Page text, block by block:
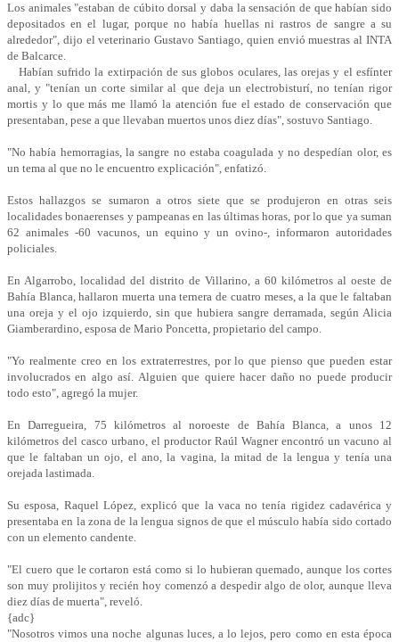
Los animales "estaban de cúbito dorsal y daba la sensación de que habían sido
depositados en el lugar, porque no había huellas ni rastros de sangre a su
alrededor", dijo el veterinario Gustavo Santiago, quien envió muestras al INTA
de Balcarce.
Habían sufrido la extirpación de sus globos oculares, las orejas y el esfínter
anal, y "tenían un corte similar al que deja un electrobisturí, no tenían rigor
mortis y lo que más me llamó la atención fue el estado de conservación que
presentaban, pese a que llevaban muertos unos diez días", sostuvo Santiago.
"No había hemorragias, la sangre no estaba coagulada y no despedían olor, es
un tema al que no le encuentro explicación", enfatizó.
Estos hallazgos se sumaron a otros siete que se produjeron en otras seis
localidades bonaerenses y pampeanas en las últimas horas, por lo que ya suman
62 animales -60 vacunos, un equino y un ovino-, informaron autoridades
policiales.
En Algarrobo, localidad del distrito de Villarino, a 60 kilómetros al oeste de
Bahía Blanca, hallaron muerta una ternera de cuatro meses, a la que le faltaban
una oreja y el ojo izquierdo, sin que hubiera sangre derramada, según Alicia
Giamberardino, esposa de Mario Poncetta, propietario del campo.
"Yo realmente creo en los extraterrestres, por lo que pienso que pueden estar
involucrados en algo así. Alguien que quiere hacer daño no puede producir
todo esto", agregó la mujer.
En Darregueira, 75 kilómetros al noroeste de Bahía Blanca, a unos 12
kilómetros del casco urbano, el productor Raúl Wagner encontró un vacuno al
que le faltaban un ojo, el ano, la vagina, la mitad de la lengua y tenía una
orejada lastimada.
Su esposa, Raquel López, explicó que la vaca no tenía rigidez cadavérica y
presentaba en la zona de la lengua signos de que el músculo había sido cortado
con un elemento candente.
"El cuero que le cortaron está como si lo hubieran quemado, aunque los cortes
son muy prolijitos y recién hoy comenzó a despedir algo de olor, aunque lleva
diez días de muerta", reveló.
{adc}
"Nosotros vimos una noche algunas luces, a lo lejos, pero como en esta época